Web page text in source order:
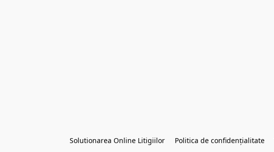
Solutionarea Online Litigiilor Politica de confidențialitate